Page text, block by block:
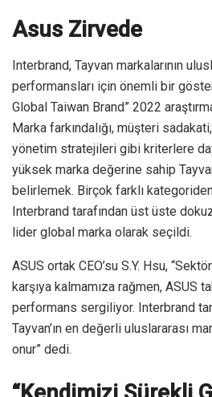
Asus Zirvede
Interbrand, Tayvan markalarının
performansları için önemli bir
Global Taiwan Brand” 2022
Marka farkındalığı, müşteri
yönetim stratejileri gibi kriterlere
yüksek marka değerine sahip
belirlemek. Birçok farklı
Interbrand tarafından üst üste
lider global marka olarak seçildi.
ASUS ortak CEO’su S.Y. Hsu,
karşıya kalmamıza rağmen, ASUS
performans sergiliyor. Interbrand
Tayvan’ın en değerli uluslararası
onur” dedi.